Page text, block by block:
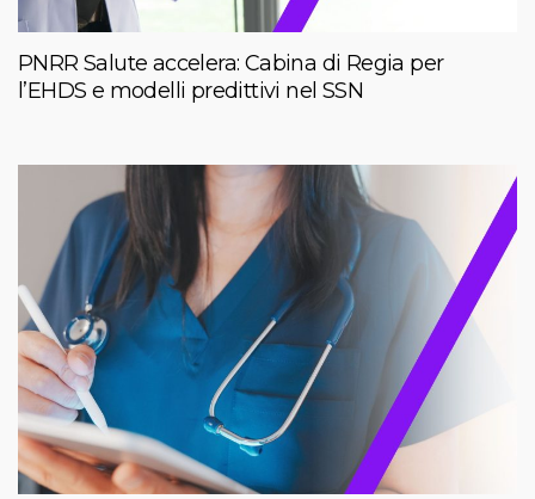
PNRR Salute accelera: Cabina di Regia per
l’EHDS e modelli predittivi nel SSN